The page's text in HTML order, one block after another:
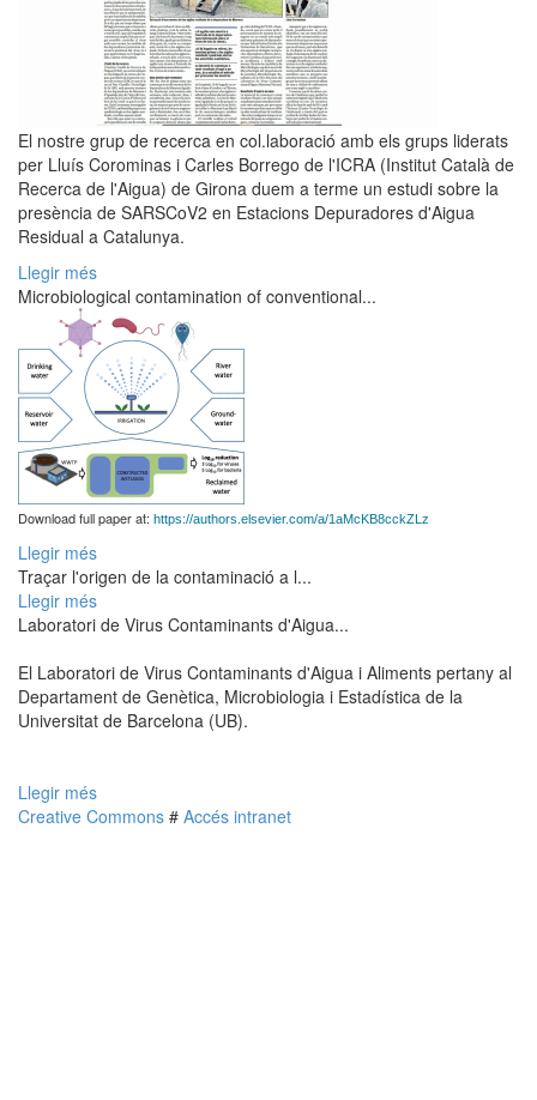
El nostre grup de recerca en col.laboració amb els grups liderats
per Lluís Corominas i Carles Borrego de l'ICRA (Institut Català de
Recerca de l'Aigua) de Girona duem a terme un estudi sobre la
presència de SARSCoV2 en Estacions Depuradores d'Aigua
Residual a Catalunya.
Llegir més
Microbiological contamination of conventional...
Download full paper at: https://authors.elsevier.com/a/1aMcKB8cckZLz
Llegir més
Traçar l'origen de la contaminació a l...
Llegir més
Laboratori de Virus Contaminants d'Aigua...
El Laboratori de Virus Contaminants d'Aigua i Aliments pertany al
Departament de Genètica, Microbiologia i Estadística de la
Universitat de Barcelona (UB).
Llegir més
Creative Commons # Accés intranet